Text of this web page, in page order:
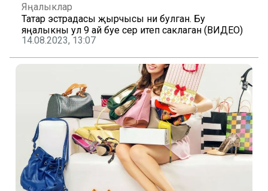
Яңалыклар
Татар эстрадасы җырчысы әни булган. Бу
яңалыкны ул 9 ай буе сер итеп саклаган (ВИДЕО)
14.08.2023, 13:07